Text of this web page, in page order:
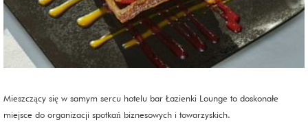
Mieszczący się w samym sercu hotelu bar Łazienki Lounge to doskonałe
miejsce do organizacji spotkań biznesowych i towarzyskich.